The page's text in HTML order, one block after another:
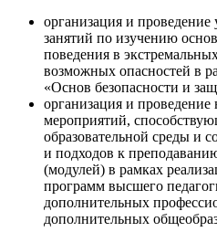
организация и
занятий по изучению
поведения в
возможных опасностей в
«Основ безопасности и
организация и проведение
мероприятий,
образовательной среды и
и подходов к
(модулей) в рамках
программ высшего
дополнительных
дополнительных